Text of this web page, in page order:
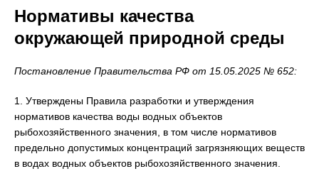
Нормативы качества
окружающей природной среды
Постановление Правительства РФ от 15.05.2025 № 652:
1. Утверждены Правила разработки и утверждения
нормативов качества воды водных объектов
рыбохозяйственного значения, в том числе нормативов
предельно допустимых концентраций загрязняющих веществ
в водах водных объектов рыбохозяйственного значения.